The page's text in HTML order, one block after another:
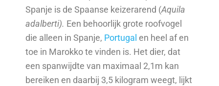
Spanje is de Spaanse keizerarend (Aquila
adalberti). Een behoorlijk grote roofvogel
die alleen in Spanje, Portugal en heel af en
toe in Marokko te vinden is. Het dier, dat
een spanwijdte van maximaal 2,1m kan
bereiken en daarbij 3,5 kilogram weegt, lijkt